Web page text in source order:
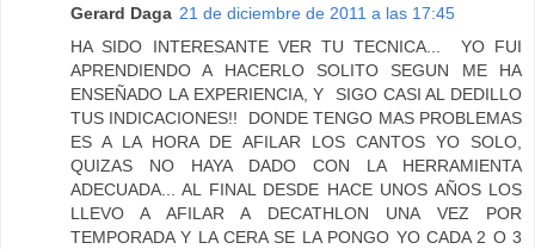
Gerard Daga 21 de diciembre de 2011 a las 17:45
HA SIDO INTERESANTE VER TU TECNICA... YO FUI
APRENDIENDO A HACERLO SOLITO SEGUN ME HA
ENSEÑADO LA EXPERIENCIA, Y SIGO CASI AL DEDILLO
TUS INDICACIONES!! DONDE TENGO MAS PROBLEMAS
ES A LA HORA DE AFILAR LOS CANTOS YO SOLO,
QUIZAS NO HAYA DADO CON LA HERRAMIENTA
ADECUADA... AL FINAL DESDE HACE UNOS AÑOS LOS
LLEVO A AFILAR A DECATHLON UNA VEZ POR
TEMPORADA Y LA CERA SE LA PONGO YO CADA 2 O 3